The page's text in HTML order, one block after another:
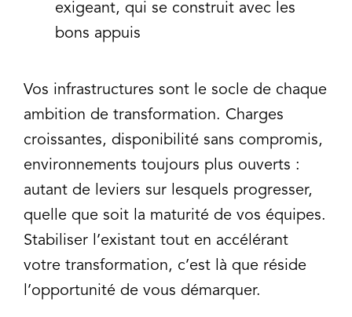
exigeant, qui se construit avec les
bons appuis
Vos infrastructures sont le socle de chaque
ambition de transformation. Charges
croissantes, disponibilité sans compromis,
environnements toujours plus ouverts :
autant de leviers sur lesquels progresser,
quelle que soit la maturité de vos équipes.
Stabiliser l’existant tout en accélérant
votre transformation, c’est là que réside
l’opportunité de vous démarquer.